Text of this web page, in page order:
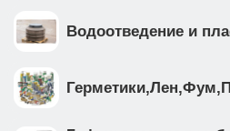
Водоотведение и